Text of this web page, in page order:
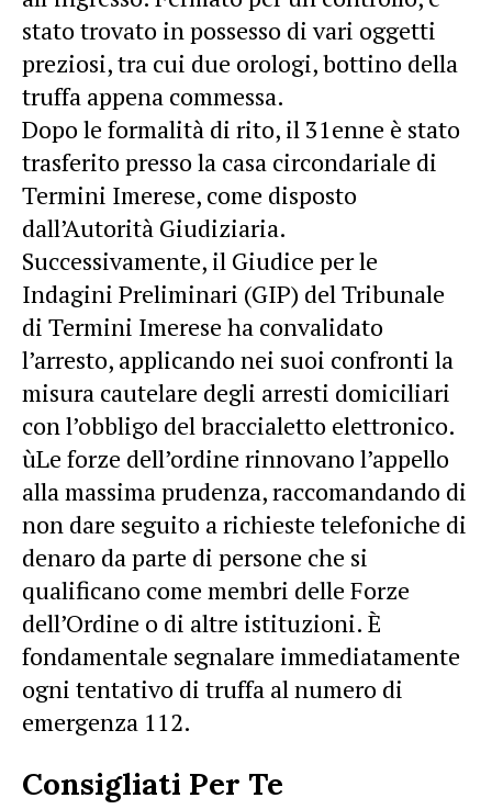
stato trovato in possesso di vari oggetti
preziosi, tra cui due orologi, bottino della
truffa appena commessa.
Dopo le formalità di rito, il 31enne è stato
trasferito presso la casa circondariale di
Termini Imerese, come disposto
dall’Autorità Giudiziaria.
Successivamente, il Giudice per le
Indagini Preliminari (GIP) del Tribunale
di Termini Imerese ha convalidato
l’arresto, applicando nei suoi confronti la
misura cautelare degli arresti domiciliari
con l’obbligo del braccialetto elettronico.
ùLe forze dell’ordine rinnovano l’appello
alla massima prudenza, raccomandando di
non dare seguito a richieste telefoniche di
denaro da parte di persone che si
qualificano come membri delle Forze
dell’Ordine o di altre istituzioni. È
fondamentale segnalare immediatamente
ogni tentativo di truffa al numero di
emergenza 112.
Consigliati Per Te